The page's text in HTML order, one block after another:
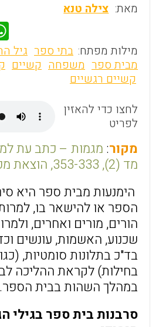
מאת: צילה טנא
מילות מפתח: בתי ספר גיל
מבית ספר משפחה קשיים
קשיים רגשיים
לחצו כדי להאזין
לפריט
מקור: מגמות – כתב עת
מד (2), 353-333, הוצאת מכון סאלד
הימנעות מבית ספר היא
הספר או להישאר בו,
הורים, מורים ואחרים,
שכנוע, האשמות, עונשים
בד"כ בתלונות סומטיות,
בחילות) לקראת ההליכה
במהלך השהות בבית הספר.
סרבנות בית ספר בגילי